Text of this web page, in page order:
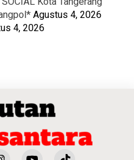
Agustus 4, 2026
4, 2026